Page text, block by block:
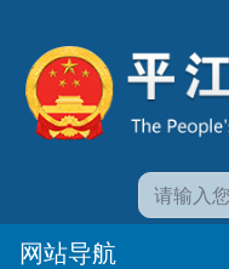
网站导航